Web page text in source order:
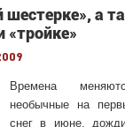
шестерке», а
«тройке»
Времена
необычные на
снег в июне, дожди